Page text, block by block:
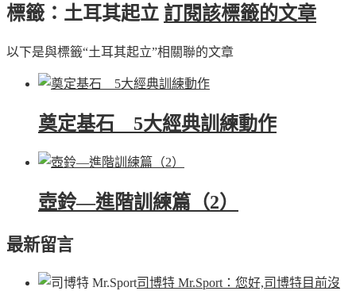
標籤：土耳其起立 訂閱該標籤的文章
以下是與標籤“土耳其起立”相關聯的文章
奠定基石 5大經典訓練動作
壺鈴—進階訓練篇（2）
最新留言
司博特 Mr.Sport ：您好,司博特目前沒